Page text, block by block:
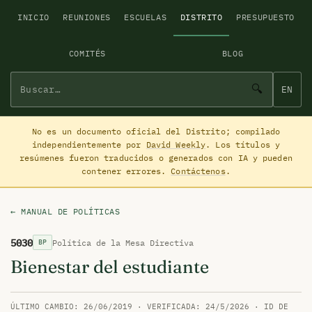
INICIO REUNIONES ESCUELAS DISTRITO PRESUPUESTO
COMITÉS BLOG
🔍 EN
No es un documento oficial del Distrito; compilado
independientemente por David Weekly. Los títulos y
resúmenes fueron traducidos o generados con IA y pueden
contener errores. Contáctenos.
← MANUAL DE POLÍTICAS
5030 BP Política de la Mesa Directiva
Bienestar del estudiante
ÚLTIMO CAMBIO: 26/06/2019 · VERIFICADA: 24/5/2026 · ID DE